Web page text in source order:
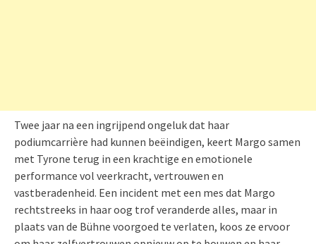
Twee jaar na een ingrijpend ongeluk dat haar
podiumcarrière had kunnen beëindigen, keert Margo samen
met Tyrone terug in een krachtige en emotionele
performance vol veerkracht, vertrouwen en
vastberadenheid. Een incident met een mes dat Margo
rechtstreeks in haar oog trof veranderde alles, maar in
plaats van de Bühne voorgoed te verlaten, koos ze ervoor